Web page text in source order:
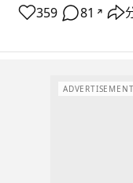
359 81 ↗
ADVERTISEMENT